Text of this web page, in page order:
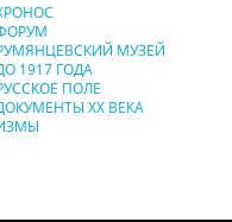
МУЗЕЙ
1917 ГОДА
ПОЛЕ
XX ВЕКА